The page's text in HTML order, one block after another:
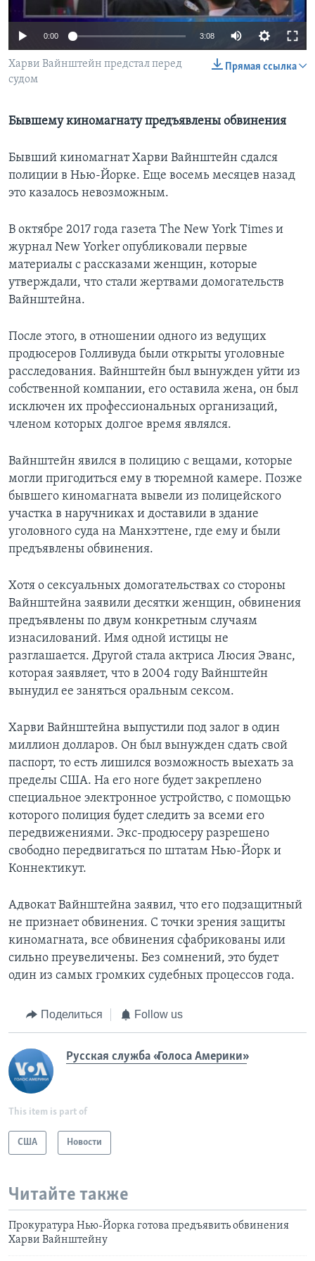
Learning English
СОЦИАЛЬНЫЕ СЕТИ
Языки
0:00 3:08
Прямая ссылка
Харви Вайнштейн предстал перед
судом
Бывшему киномагнату предъявлены обвинения
Бывший киномагнат Харви Вайнштейн сдался
полиции в Нью-Йорке. Еще восемь месяцев назад
это казалось невозможным.
В октябре 2017 года газета The New York Times и
журнал New Yorker опубликовали первые
материалы с рассказами женщин, которые
утверждали, что стали жертвами домогательств
Вайнштейна.
После этого, в отношении одного из ведущих
продюсеров Голливуда были открыты уголовные
расследования. Вайнштейн был вынужден уйти из
собственной компании, его оставила жена, он был
исключен их профессиональных организаций,
членом которых долгое время являлся.
Вайнштейн явился в полицию с вещами, которые
могли пригодиться ему в тюремной камере. Позже
бывшего киномагната вывели из полицейского
участка в наручниках и доставили в здание
уголовного суда на Манхэттене, где ему и были
предъявлены обвинения.
Хотя о сексуальных домогательствах со стороны
Вайнштейна заявили десятки женщин, обвинения
предъявлены по двум конкретным случаям
изнасилований. Имя одной истицы не
разглашается. Другой стала актриса Люсия Эванс,
которая заявляет, что в 2004 году Вайнштейн
вынудил ее заняться оральным сексом.
Харви Вайнштейна выпустили под залог в один
миллион долларов. Он был вынужден сдать свой
паспорт, то есть лишился возможность выехать за
пределы США. На его ноге будет закреплено
специальное электронное устройство, с помощью
которого полиция будет следить за всеми его
передвижениями. Экс-продюсеру разрешено
свободно передвигаться по штатам Нью-Йорк и
Коннектикут.
Адвокат Вайнштейна заявил, что его подзащитный
не признает обвинения. С точки зрения защиты
киномагната, все обвинения сфабрикованы или
сильно преувеличены. Без сомнений, это будет
один из самых громких судебных процессов года.
Поделиться Follow us
Русская служба «Голоса Америки»
This item is part of
США Новости
Читайте также
Прокуратура Нью-Йорка готова предъявить обвинения
Харви Вайнштейну